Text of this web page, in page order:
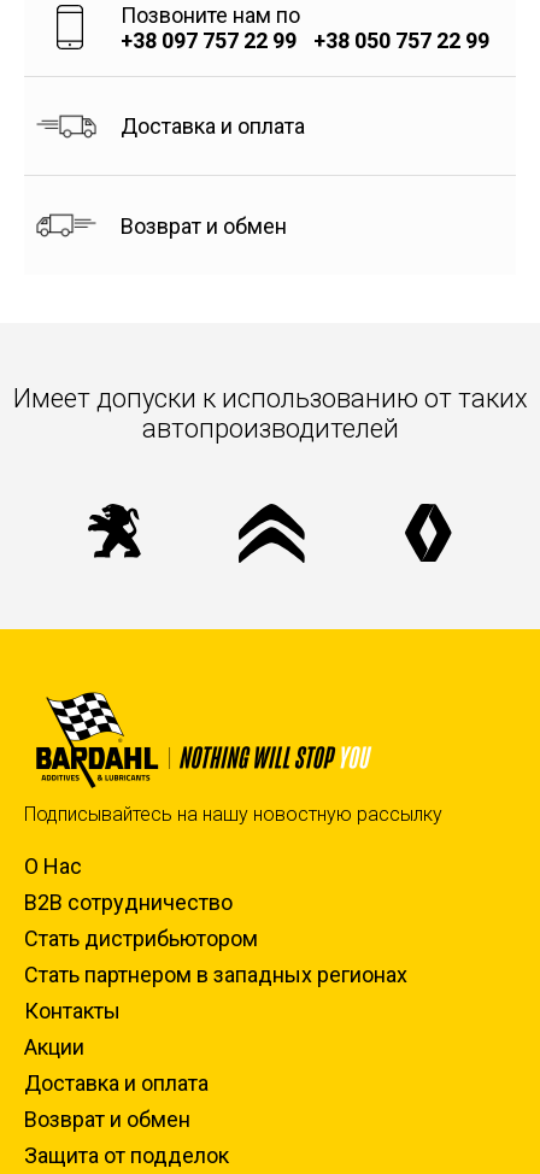
Позвоните нам по
+38 097 757 22 99
+38 050 757 22 99
Доставка и оплата
Возврат и обмен
Имеет допуски к использованию от таких
автопроизводителей
Подписывайтесь на нашу новостную рассылку
О Нас
B2B сотрудничество
Стать дистрибьютором
Стать партнером в западных регионах
Контакты
Акции
Доставка и оплата
Возврат и обмен
Защита от подделок